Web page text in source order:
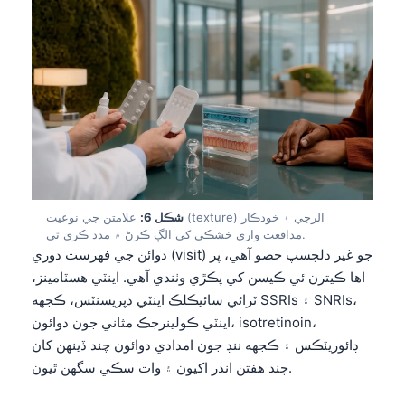
شڪل 6:
علامتن جي نوعيت (texture) الرجي ۽ خودڪار
مدافعت واري خشڪي کي الڳ ڪرڻ ۾ مدد ڪري ٿي.
دوائن جي فهرست دوري (visit) جو غير دلچسپ حصو آهي، پر
اها ڪيترن ئي ڪيسن کي پڪڙي وٺندي آهي. اينٽي هسٽامينز،
ٽرائي سائيڪلڪ اينٽي ڊپريسنٽس، ڪجهه SSRIs ۽ SNRIs،
اينٽي ڪولينرجڪ مثاني جون دوائون، isotretinoin،
ڊائوريٽڪس ۽ ڪجهه ننڊ جون امدادي دوائون چند ڏينهن کان
چند هفتن اندر اکيون ۽ وات سڪي سگهن ٿيون.
Беларуская мова
Esperanto
Ślōnskŏ gŏdka
Norsk bokmål